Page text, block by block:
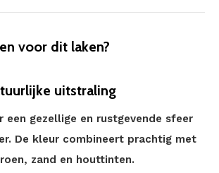
voor dit laken?
uitstraling
een gezellige en rustgevende sfeer
De kleur combineert prachtig met
zand en houttinten.